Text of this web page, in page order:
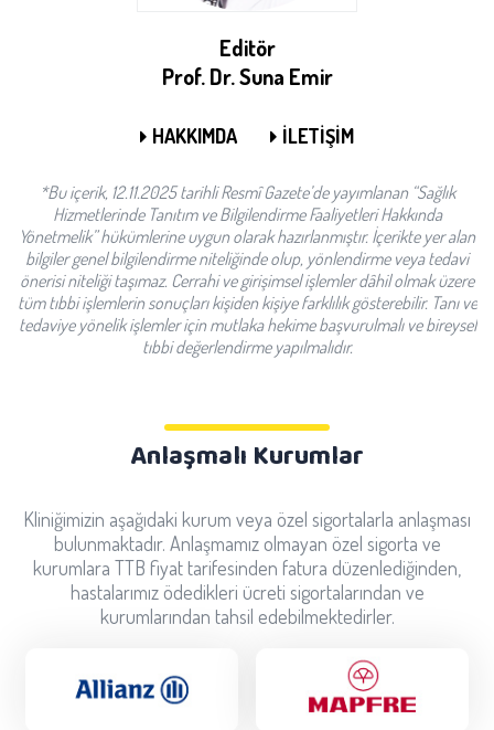
Editör
Prof. Dr. Suna Emir
HAKKIMDA İLETİŞİM
*Bu içerik, 12.11.2025 tarihli Resmî Gazete’de yayımlanan “Sağlık
Hizmetlerinde Tanıtım ve Bilgilendirme Faaliyetleri Hakkında
Yönetmelik” hükümlerine uygun olarak hazırlanmıştır. İçerikte yer alan
bilgiler genel bilgilendirme niteliğinde olup, yönlendirme veya tedavi
önerisi niteliği taşımaz. Cerrahi ve girişimsel işlemler dâhil olmak üzere
tüm tıbbi işlemlerin sonuçları kişiden kişiye farklılık gösterebilir. Tanı ve
tedaviye yönelik işlemler için mutlaka hekime başvurulmalı ve bireysel
tıbbi değerlendirme yapılmalıdır.
Anlaşmalı Kurumlar
Kliniğimizin aşağıdaki kurum veya özel sigortalarla anlaşması
bulunmaktadır. Anlaşmamız olmayan özel sigorta ve
kurumlara TTB fiyat tarifesinden fatura düzenlediğinden,
hastalarımız ödedikleri ücreti sigortalarından ve
kurumlarından tahsil edebilmektedirler.